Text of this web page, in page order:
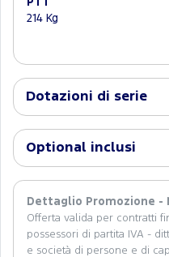
PTT
214 Kg
Dotazioni di serie
Optional inclusi
Dettaglio Promozione -
Offerta valida per contratti
possessori di partita IVA -
e società di persone e di